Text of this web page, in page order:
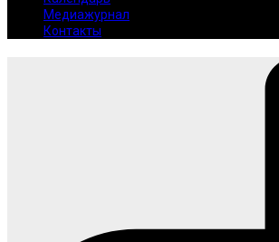
Медиажурнал
Контакты